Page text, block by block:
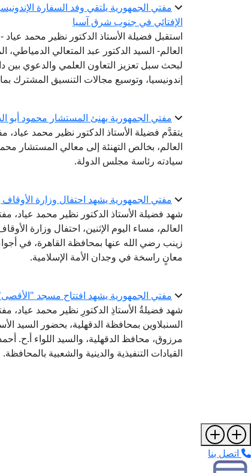
مفتي الجمهورية يلتقي وفد السفارة
الإفتائي في جنوب شرق آسيا
استقبل فضيلة الأستاذ الدكتور نظير محمد عياد
العالم- السيد الدكتور عبد المتعالي الدمياطي،
لبحث سبل تعزيز التعاون العلمي والدعوي بين
إندونيسيا، وتوسيع مجالات التنسيق المشترك
مفتي الجمهورية يهنئ المستشار محمود أبو
يتقدَّم فضيلة الأستاذ الدكتور نظير محمد عياد،
العالم، بخالص التهنئة إلى معالي المستشار
سيادته رئاسة مجلس الدولة.
مفتي الجمهورية يشهد احتفال وزارة الأوقاف
شهد فضيلة الأستاذ الدكتور نظير محمد عياد،
زينب رضي الله عنها بمحافظة القاهرة، في
معانٍ راسخة في وجدان الأمة الإسلامية.
مفتي الجمهورية يشهد افتتاح مسجد "الأقصى"
شهد فضيلةُ الأستاذِ الدكتورِ نظير محمد عياد،
السنبلاوين بمحافظة الدقهلية، بحضور السيد
مرزوق، محافظ الدقهلية، والسيد اللواء
القيادات التنفيذية والدينية والشعبية بالمحافظة.
اتصل بنا